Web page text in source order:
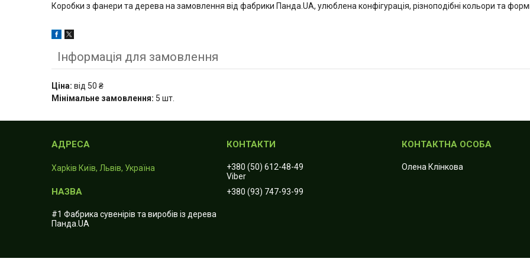
Коробки з фанери та дерева на замовлення від фабрики Панда.UA, улюблена конфігурація, різноподібні кольори та
Інформація для замовлення
Ціна: від 50 ₴
Мінімальне замовлення: 5 шт.
Харkiв Київ, Львів, Україна
#1 Фабрика сувенірів та виробів із дерева
Панда.UA
+380 (50) 612-48-49
Viber
+380 (93) 747-93-99
Олена Клiнкова